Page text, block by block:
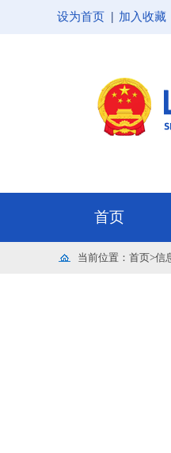
设为首页 加入收藏
当前位置： 首页>信